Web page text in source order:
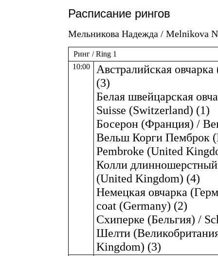
Расписание рингов
Мельникова Надежда / Melnikova
Ринг / Ring 1
10:00
Австралийская
(3)
Белая швейцарская
Suisse (Switzerland) (1)
Босерон (Франция) /
Вельш Корги Пемброк
Pembroke (United
Колли
(United Kingdom) (4)
Немецкая овчарка
coat (Germany) (2)
Схиперке (Бельгия) /
Шелти
Kingdom) (3)